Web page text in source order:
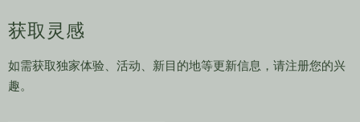
获取灵感
如需获取独家体验、活动、新目的地等更新信息，请注册您的兴
趣。